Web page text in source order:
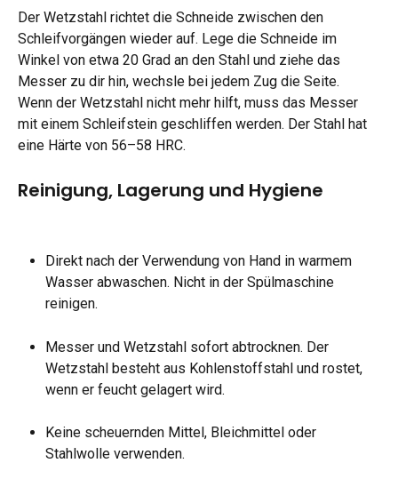
Der Wetzstahl richtet die Schneide zwischen den
Schleifvorgängen wieder auf. Lege die Schneide im
Winkel von etwa 20 Grad an den Stahl und ziehe das
Messer zu dir hin, wechsle bei jedem Zug die Seite.
Wenn der Wetzstahl nicht mehr hilft, muss das Messer
mit einem Schleifstein geschliffen werden. Der Stahl hat
eine Härte von 56–58 HRC.
Reinigung, Lagerung und Hygiene
Direkt nach der Verwendung von Hand in warmem
Wasser abwaschen. Nicht in der Spülmaschine
reinigen.
Messer und Wetzstahl sofort abtrocknen. Der
Wetzstahl besteht aus Kohlenstoffstahl und rostet,
wenn er feucht gelagert wird.
Keine scheuernden Mittel, Bleichmittel oder
Stahlwolle verwenden.